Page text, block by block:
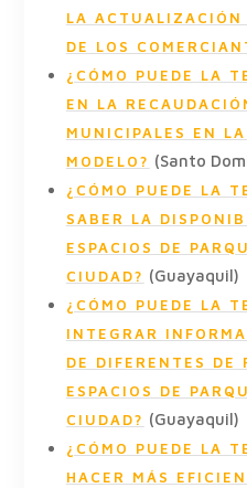
LA ACTUALIZACIÓN
DE LOS
¿CÓMO PUEDE LA
EN LA
MUNICIPALES EN
MODELO? (Santo
¿CÓMO PUEDE LA
SABER LA
ESPACIOS DE
CIUDAD? (Guayaquil)
¿CÓMO PUEDE LA
INTEGRAR
DE DIFERENTES DE
ESPACIOS DE
CIUDAD? (Guayaquil)
¿CÓMO PUEDE LA
HACER MÁS